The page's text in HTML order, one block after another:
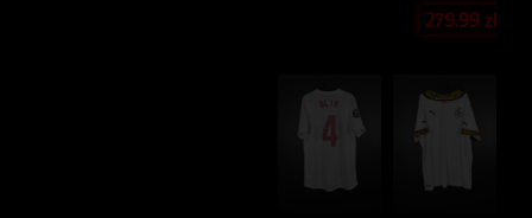
279.99zł